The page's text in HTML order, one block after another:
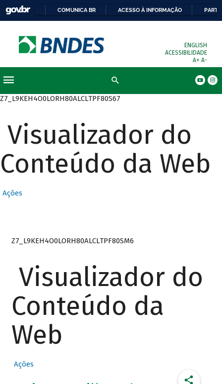
COMUNICA BR ACESSO À INFORMAÇÃO
ENGLISH
ACESSIBILIDADE
A+ A-
Z7_L9KEH4O0LORH80ALCLTPF80S67
Visualizador do
Conteúdo da Web
Ações
Z7_L9KEH4O0LORH80ALCLTPF80SM6
Visualizador do
Conteúdo da
Web
Ações